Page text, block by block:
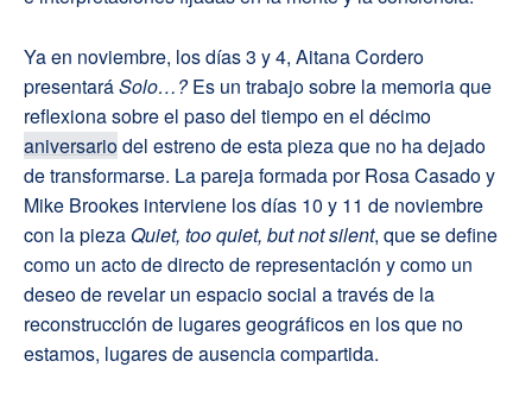
Ya en noviembre, los días 3 y 4, Aitana Cordero
presentaráSolo…?Es un trabajo sobre la memoria que
reflexiona sobre el paso del tiempo en el décimo
aniversariodel estreno de esta pieza que no ha dejado
de transformarse. La pareja formada por Rosa Casado y
Mike Brookes interviene los días 10 y 11 de noviembre
con la pieza Quiet, too quiet, but not silent, que se define
como un acto de directo de representación y como un
deseo de revelar un espacio social a través de la
reconstrucción de lugares geográficos en los que no
estamos, lugares de ausencia compartida.